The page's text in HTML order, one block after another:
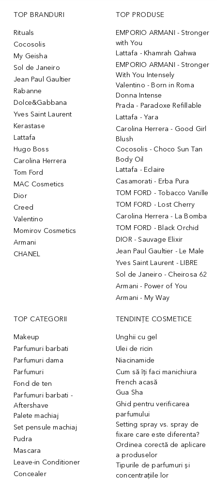
TOP BRANDURI
Rituals
Cocosolis
My Geisha
Sol de Janeiro
Jean Paul Gaultier
Rabanne
Dolce&Gabbana
Yves Saint Laurent
Kerastase
Lattafa
Hugo Boss
Carolina Herrera
Tom Ford
MAC Cosmetics
Dior
Creed
Valentino
Momirov Cosmetics
Armani
CHANEL
TOP PRODUSE
EMPORIO ARMANI - Stronger
with You
Lattafa - Khamrah Qahwa
EMPORIO ARMANI - Stronger
With You Intensely
Valentino - Born in Roma
Donna Intense
Prada - Paradoxe Refillable
Lattafa - Yara
Carolina Herrera - Good Girl
Blush
Cocosolis - Choco Sun Tan
Body Oil
Lattafa - Eclaire
Casamorati - Erba Pura
TOM FORD - Tobacco Vanille
TOM FORD - Lost Cherry
Carolina Herrera - La Bomba
TOM FORD - Black Orchid
DIOR - Sauvage Elixir
Jean Paul Gaultier - Le Male
Yves Saint Laurent - LIBRE
Sol de Janeiro - Cheirosa 62
Armani - Power of You
Armani - My Way
TOP CATEGORII
Makeup
Parfumuri barbati
Parfumuri dama
Parfumuri
Fond de ten
Parfumuri barbati -
Aftershave
Palete machiaj
Set pensule machiaj
Pudra
Mascara
Leave-in Conditioner
Concealer
TENDINȚE COSMETICE
Unghii cu gel
Ulei de ricin
Niacinamide
Cum să îți faci manichiura
French acasă
Gua Sha
Ghid pentru verificarea
parfumului
Setting spray vs. spray de
fixare care este diferenta?
Ordinea corectă de aplicare
a produselor
Tipurile de parfumuri și
concentrațiile lor